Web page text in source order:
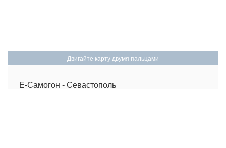
Двигайте карту двумя пальцами
Вернуться к началу
Е-Самогон - Севастополь